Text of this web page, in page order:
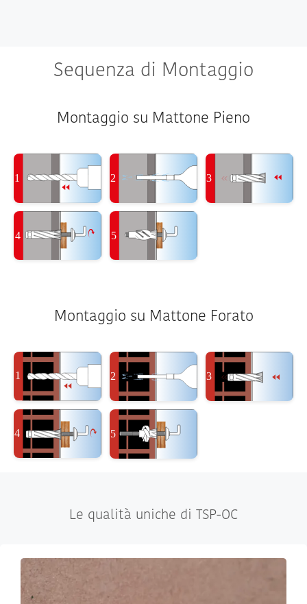
Sequenza di Montaggio
Montaggio su Mattone Pieno
Montaggio su Mattone Forato
Le qualità uniche di TSP-OC